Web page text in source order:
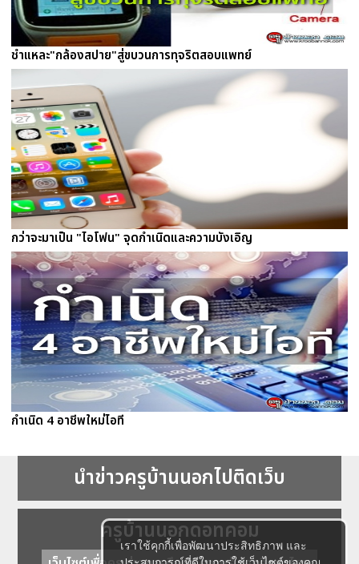
เราใช้คุกกี้เพื่อพัฒนาประสิทธิภาพ และ
ชำแหละ"กล้องสปาย"สู่ขบวนการทุจริตสอบแพทย์
กว่าจะมาเป็น "ไอโฟน" จุดกำเนิดและความบังเอิญ
กำเนิด 4 อาชีพใหม่ไอที
นำข่าวครูบ้านนอกไปติดเว็บ
ครูบ้านนอกดอทคอม